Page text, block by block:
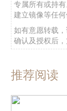
专属所有或持
建立镜像等任何
如有意愿转载
确认及授权后，
推荐阅读